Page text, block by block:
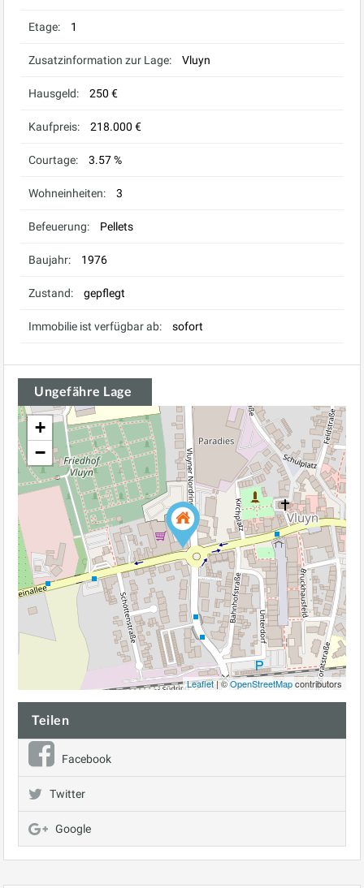
Etage: 1
Zusatzinformation zur Lage: Vluyn
Hausgeld: 250 €
Kaufpreis: 218.000 €
Courtage: 3.57 %
Wohneinheiten: 3
Befeuerung: Pellets
Baujahr: 1976
Zustand: gepflegt
Immobilie ist verfügbar ab: sofort
Ungefähre Lage
+
−
Leaflet| ©OpenStreetMapcontributors
Teilen
Facebook
Twitter
Google